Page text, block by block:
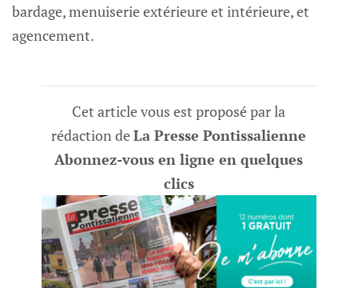
bardage, menuiserie extérieure et intérieure, et
agencement.
Cet article vous est proposé par la
rédaction deLa Presse Pontissalienne
Abonnez-vous en ligne en quelques
clics